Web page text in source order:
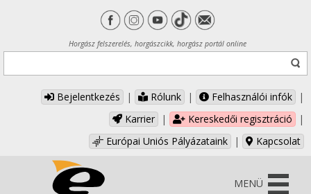
Horgász felszerelés, horgászcikk, horgász portál online
Bejelentkezés | Rólunk | Felhasználói infók
|
Karrier
| Kereskedői regisztráció
|
Európai Uniós Pályázataink
| Kapcsolat
MENÜ